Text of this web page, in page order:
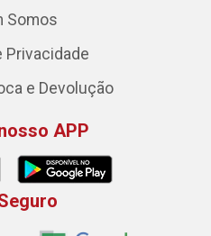
Somos
Privacidade
e Devolução
APP